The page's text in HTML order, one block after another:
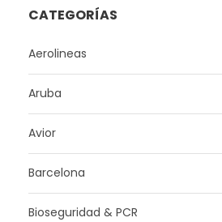
CATEGORÍAS
Aerolineas
Aruba
Avior
Barcelona
Bioseguridad & PCR